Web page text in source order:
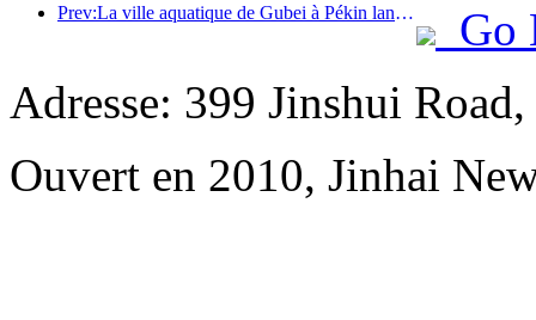
Prev:La ville aquatique de Gubei à Pékin lance des réductions touristiques estivales
Go
Adresse: 399 Jinshui
Ouvert en 2010, Jinhai